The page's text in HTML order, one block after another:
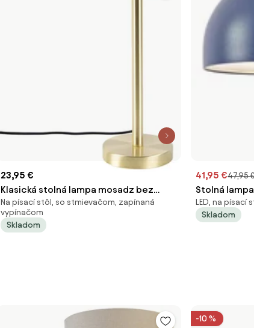
23,95 €
Klasická stolná lampa mosadz bez
tienidla - Simplo
Na písací stôl, so stmievačom, zapínaná
vypínačom
Skladom
41,95 €47,95
Stolná
Nabíjateľná
Squirrel
LED, na písací
Skladom
-10 %